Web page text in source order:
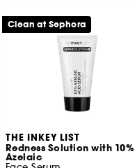
THE INKEY LIST
Redness Solution with 10%
Azelaic
Clean at Sephora